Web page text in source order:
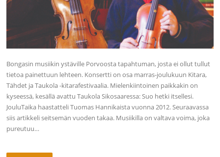
Bongasin musiikin ystäville Porvoosta tapahtuman, josta ei ollut tullut
tietoa painettuun lehteen. Konsertti on osa marras-joulukuun Kitara,
Tähdet ja Taukola -kitarafestivaalia. Mielenkiintoinen paikkakin on
kyseessä, kesällä avattu Taukola Sikosaaressa: Suo hetki itsellesi.
JouluTaika haastatteli Tuomas Hannikaista vuonna 2012. Seuraavassa
siis artikkeli seitsemän vuoden takaa. Musiikilla on valtava voima, joka
pureutuu…